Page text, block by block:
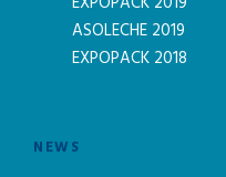
ASOLECHE 2019
EXPOPACK 2018
NEWS